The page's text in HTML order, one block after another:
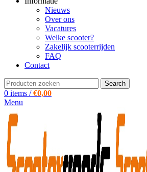
Nieuws
Over ons
Vacatures
Welke scooter?
Zakelijk scooterrijden
FAQ
Contact
Search
0 items / €0,00
Menu